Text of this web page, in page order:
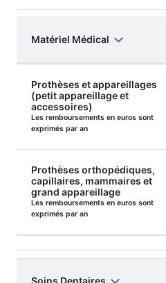
Matériel Médical
Prothèses et appareillages
(petit appareillage et
accessoires)
Les remboursements en euros sont
exprimés par an
Prothèses orthopédiques,
capillaires, mammaires et
grand appareillage
Les remboursements en euros sont
exprimés par an
Soins Dentaires